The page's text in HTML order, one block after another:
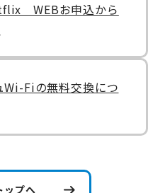
WEBお申込から
Fiの無料交換につ
ップへ